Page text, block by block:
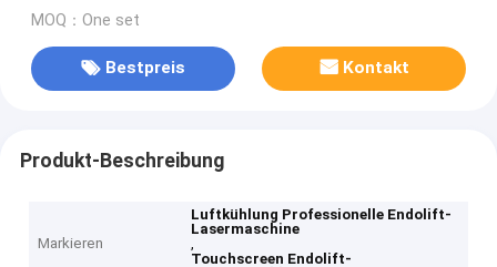
Minuten Behandlungszeit
MOQ：One set
Bestpreis Kontakt
Produkt-Beschreibung
Markieren
Luftkühlung Professionelle Endolift-
Lasermaschine
,
Touchscreen Endolift-